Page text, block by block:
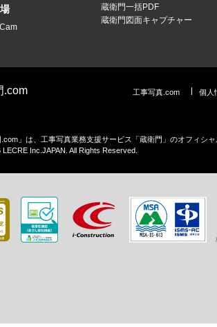
蔵衛門一括PDF
蔵衛門図面キャプチャー
.com 工事写真.com 個人
.com」は、工事写真業務支援サービス「蔵衛門」のオフィシ
Inc.JAPAN. All Rights Reserved.